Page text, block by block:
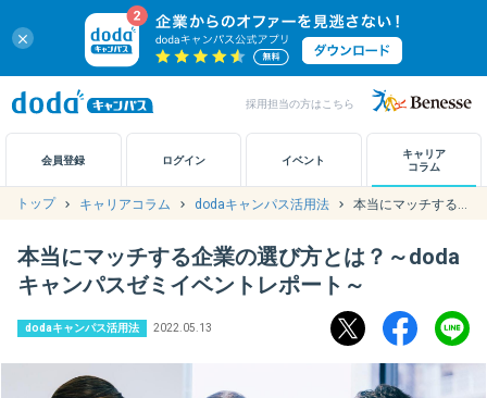
close
会員登録 ログイン イベント
キャリア
コラム
採用担当の方はこちら
キャリアノート
アカウント設定
お問い合わせ
トップ キャリアコラム dodaキャンパス活用法 本当にマッチする企業の選び方とは？～dodaキャンパスゼミイベントレポート～
本当にマッチする企業の選び方とは？～doda
キャンパスゼミイベントレポート～
dodaキャンパス活用法 2022.05.13